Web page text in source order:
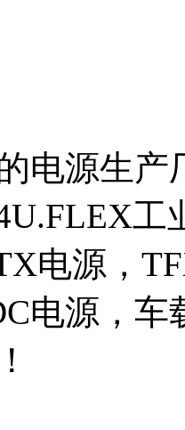
电源生产
工
电源，
电源，